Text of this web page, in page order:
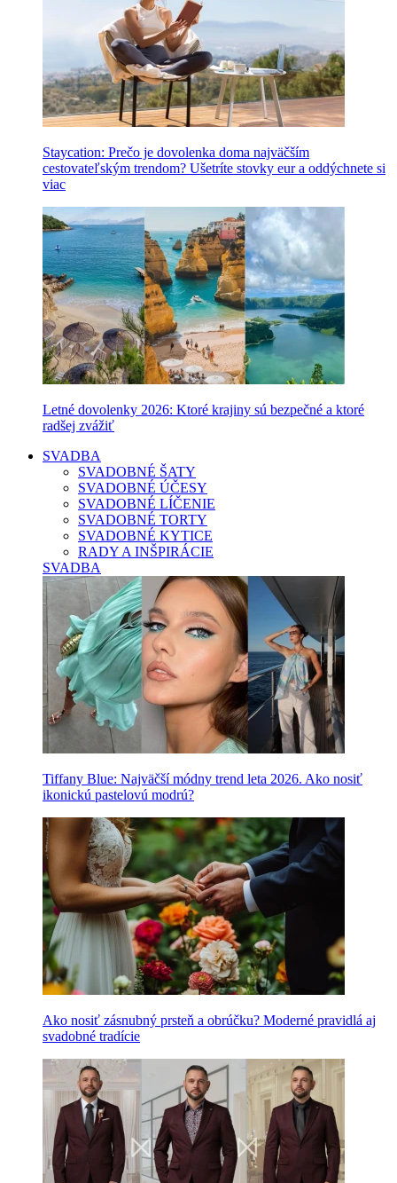
Staycation: Prečo je dovolenka doma najväčším
cestovateľským trendom? Ušetríte stovky eur a oddýchnete si
viac
Letné dovolenky 2026: Ktoré krajiny sú bezpečné a ktoré
radšej zvážiť
SVADBA
SVADOBNÉ ŠATY
SVADOBNÉ ÚČESY
SVADOBNÉ LÍČENIE
SVADOBNÉ TORTY
SVADOBNÉ KYTICE
RADY A INŠPIRÁCIE
SVADBA
Tiffany Blue: Najväčší módny trend leta 2026. Ako nosiť
ikonickú pastelovú modrú?
Ako nosiť zásnubný prsteň a obrúčku? Moderné pravidlá aj
svadobné tradície